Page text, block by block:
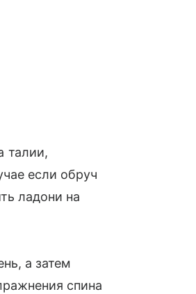
талии,
если обруч
ладони на
а затем
спина